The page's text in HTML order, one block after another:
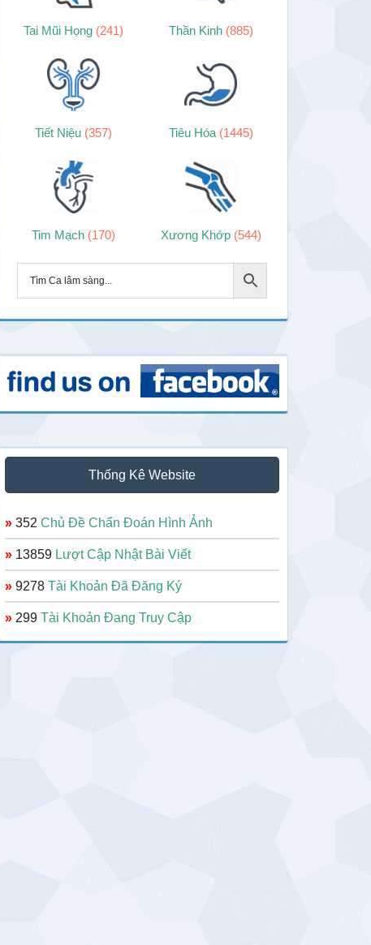
Tai Mũi Họng (241) Thần Kinh (885)
Tiết Niệu (357) Tiêu Hóa (1445)
Tim Mạch (170) Xương Khớp (544)
Thống Kê Website
» 352 Chủ Đề Chẩn Đoán Hình Ảnh
» 13859 Lượt Cập Nhật Bài Viết
» 9278 Tài Khoản Đã Đăng Ký
» 299 Tài Khoản Đang Truy Cập